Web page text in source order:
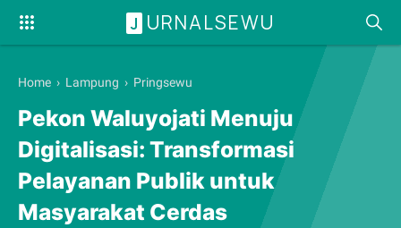
J URNALSEWU
Home › Lampung › Pringsewu
Pekon Waluyojati Menuju
Digitalisasi: Transformasi
Pelayanan Publik untuk
Masyarakat Cerdas